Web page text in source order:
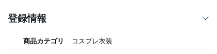
登録情報
商品カテゴリ
コスプレ衣装